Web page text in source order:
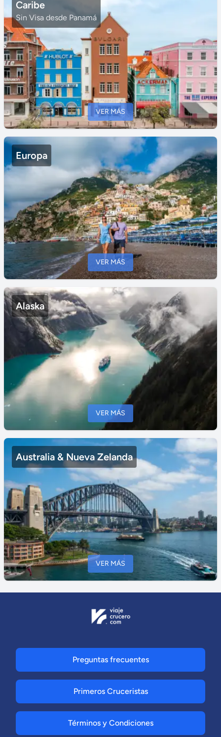
Caribe
Sin Visa desde Panamá
VER MÁS
Europa
VER MÁS
Alaska
VER MÁS
Australia & Nueva Zelanda
VER MÁS
Preguntas frecuentes
Primeros Cruceristas
Términos y Condiciones